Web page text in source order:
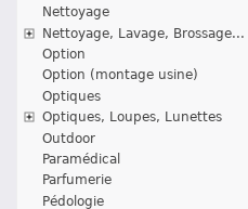
Nettoyage
Nettoyage, Lavage, Brossage...
Option
Option (montage usine)
Optiques
Optiques, Loupes, Lunettes
Outdoor
Paramédical
Parfumerie
Pédologie